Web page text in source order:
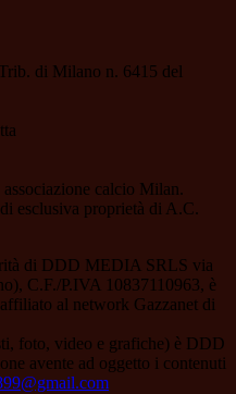
di Milano n. 6415 del
calcio Milan.
esclusiva proprietà di A.C.
di DDD MEDIA SRLS via
C.F./P.IVA 10837110963, è
al network Gazzanet di
foto, video e grafiche) è DDD
avente ad oggetto i contenuti